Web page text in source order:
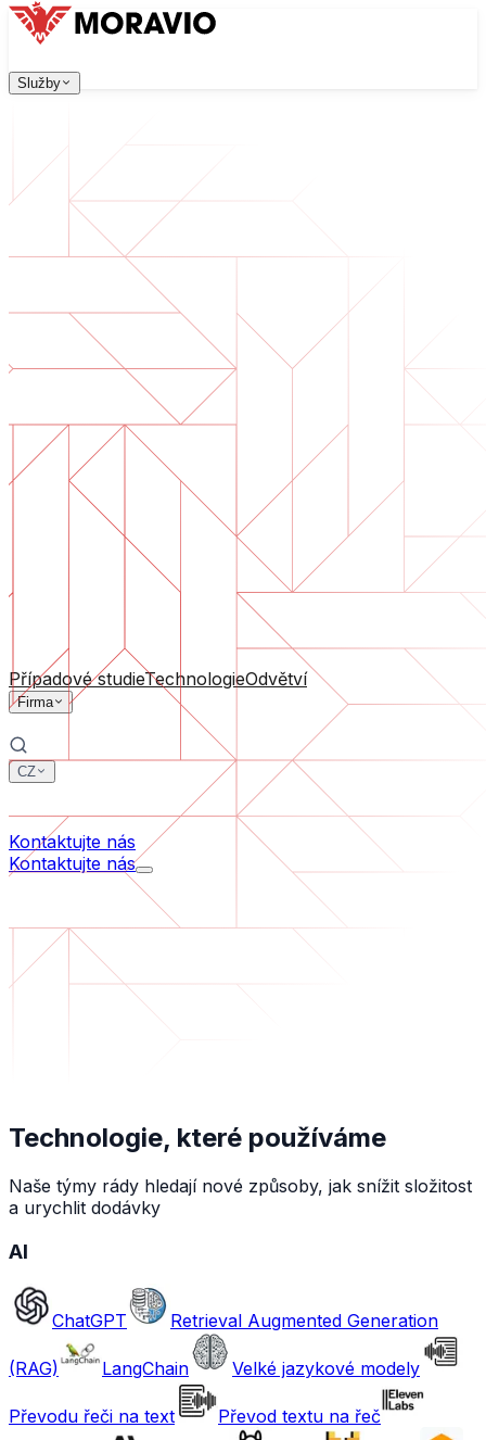
Služby
Vývoj software
Webové aplikace, které jsou škálovatelné, bezpečné a
Digitální transformace
Digitalizujte své podnikání. Připravte se na budoucnost.
Vývoj AI software
AI nástroje na míru integrované do vašich procesů.
Od nápadu po spuštěný produkt — návrh, vývoj,
Technická due diligence
Posouzení kvality a identifikace rizik ve vašem software.
Podpora software
Průběžná údržba nebo záchrana projektu, který se
Podle velikosti firmy
Pro lídry odvětví
Všechny služby
Případové studieTechnologieOdvětví
Firma
CZ
Kontaktujte nás
Kontaktujte nás
Všechny služby
English
Kontaktujte nás
Technologie, které používáme
Naše týmy rády hledají nové způsoby, jak snížit složitost
a urychlit dodávky
AI
ChatGPT Retrieval Augmented Generation
(RAG) LangChain Velké jazykové modely
Převodu řeči na text Převod textu na řeč